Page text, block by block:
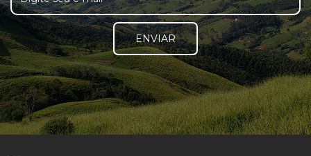
ENVIAR